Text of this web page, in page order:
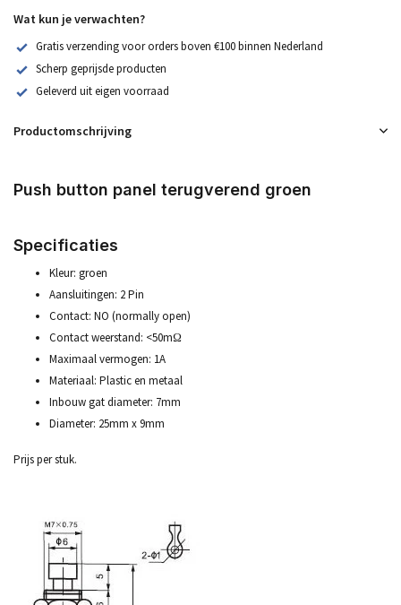
Wat kun je verwachten?
Gratis verzending voor orders boven €100 binnen Nederland
Scherp geprijsde producten
Geleverd uit eigen voorraad
Productomschrijving
Push button panel terugverend groen
Specificaties
Kleur: groen
Aansluitingen: 2 Pin
Contact: NO (normally open)
Contact weerstand: <50mΩ
Maximaal vermogen: 1A
Materiaal: Plastic en metaal
Inbouw gat diameter: 7mm
Diameter: 25mm x 9mm
Prijs per stuk.